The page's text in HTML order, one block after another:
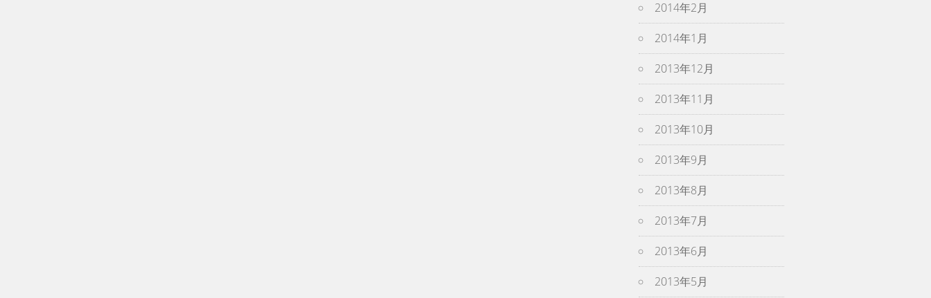
2014年2月
2014年1月
2013年12月
2013年11月
2013年10月
2013年9月
2013年8月
2013年7月
2013年6月
2013年5月